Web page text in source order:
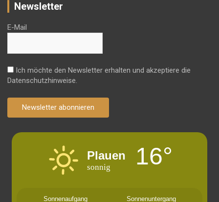
Newsletter
E-Mail
Ich möchte den Newsletter erhalten und akzeptiere die
Datenschutzhinweise.
Newsletter abonnieren
Plauen
sonnig 16°
Sonnenaufgang Sonnenuntergang